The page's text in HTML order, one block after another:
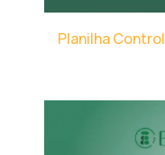
Planilha